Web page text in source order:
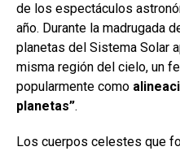
de los espectáculos
año. Durante la madrugada
planetas del Sistema Solar
misma región del cielo, un
popularmente como
planetas”.
Los cuerpos celestes que